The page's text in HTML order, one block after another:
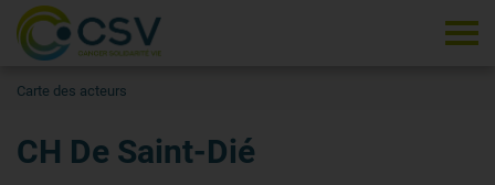
Carte des acteurs
CH De Saint-Dié